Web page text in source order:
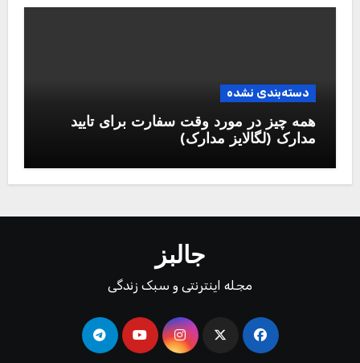
دسته‌بندی نشده
همه چیز در مورد وقت سفارت برای تایید
مدارک (لگالایز مدارک)
جالبز
مجله اینترنتی و سبک زندگی